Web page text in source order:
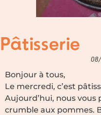
Pâtisserie
Bonjour à tous,
Le mercredi, c’est
Aujourd’hui, nous vous
crumble aux pommes.